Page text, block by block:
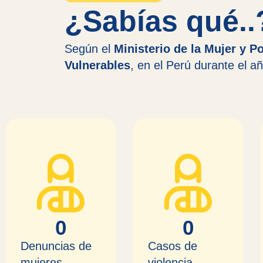
¿Sabías
Según el Ministerio de la Mujer y
Vulnerables, en el Perú durante el
0
Denuncias de
0
Casos de